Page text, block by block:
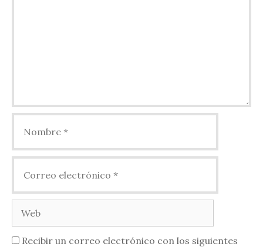
electrónico
Recibir un correo electrónico con los siguientes